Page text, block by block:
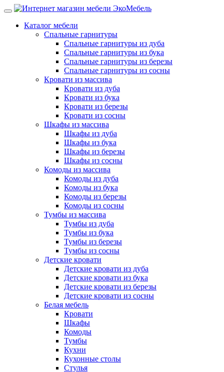
Каталог мебели
Спальные гарнитуры
Спальные гарнитуры из дуба
Спальные гарнитуры из бука
Спальные гарнитуры из березы
Спальные гарнитуры из сосны
Кровати из массива
Кровати из дуба
Кровати из бука
Кровати из березы
Кровати из сосны
Шкафы из массива
Шкафы из дуба
Шкафы из бука
Шкафы из березы
Шкафы из сосны
Комоды из массива
Комоды из дуба
Комоды из бука
Комоды из березы
Комоды из сосны
Тумбы из массива
Тумбы из дуба
Тумбы из бука
Тумбы из березы
Тумбы из сосны
Детские кровати
Детские кровати из дуба
Детские кровати из бука
Детские кровати из березы
Детские кровати из сосны
Белая мебель
Кровати
Шкафы
Комоды
Тумбы
Кухни
Кухонные столы
Стулья